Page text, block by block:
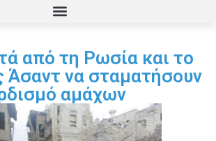
από τη Ρωσία και το
Άσαντ να σταματήσουν
αμάχων